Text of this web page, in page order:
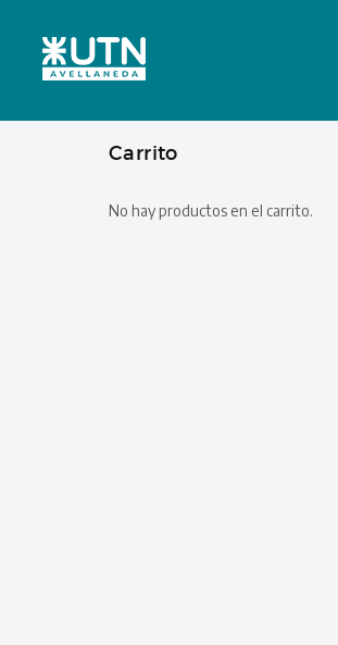
Carrito
No hay productos en el carrito.